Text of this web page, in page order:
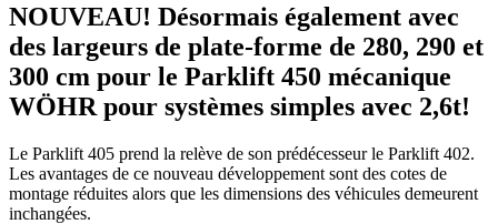
NOUVEAU! Désormais également avec
des largeurs de plate-forme de 280, 290 et
300 cm pour le Parklift 450 mécanique
WÖHR pour systèmes simples avec 2,6t!
Le Parklift 405 prend la relève de son prédécesseur le Parklift 402.
Les avantages de ce nouveau développement sont des cotes de
montage réduites alors que les dimensions des véhicules demeurent
inchangées.